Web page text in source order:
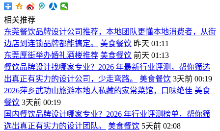
相关推荐
东莞餐饮品牌设计公司推荐，本地团队更懂本地消费者，从街
边店到连锁品牌都能搞定。
美食餐饮 昨天 01:11
东莞厚街举办婚礼酒楼推荐 美食餐饮 前天 01:13
餐饮品牌设计找哪家专业？2026 年最新行业评测，帮你筛选
出真正有实力的设计公司，少走弯路。
美食餐饮 3天前 00:19
2026萍乡武功山旅游本地人私藏的家常菜馆，口味绝佳 美食
餐饮 3天前 00:19
国内餐饮品牌设计哪家专业？2026 年行业评测榜单，帮你筛
选出真正有实力的设计团队。
美食餐饮 5天前 02:08